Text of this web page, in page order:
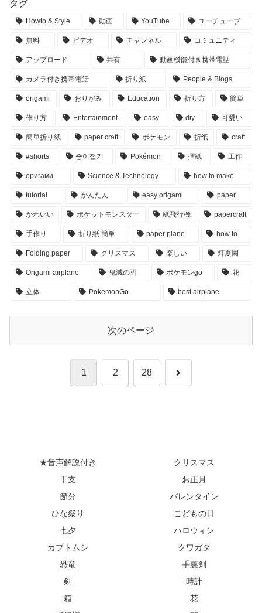
タグ
Howto & Style 動画 YouTube ユーチューブ
無料 ビデオ チャンネル コミュニティ
アップロード 共有 動画機能付き携帯電話
カメラ付き携帯電話 折り紙 People & Blogs
origami おりがみ Education 折り方 簡単
作り方 Entertainment easy diy 可愛い
簡単折り紙 paper craft ポケモン 折纸 craft
#shorts 종이접기 Pokémon 摺紙 工作
оригами Science & Technology how to make
tutorial かんたん easy origami paper
かわいい ポケットモンスター 紙飛行機 papercraft
手作り 折り紙 簡単 paper plane how to
Folding paper クリスマス 楽しい 灯夏園
Origami airplane 鬼滅の刃 ポケモンgo 花
立体 PokemonGo best airplane
次のページ
1 2 28 次
★音声解説付き
クリスマス
干支
お正月
節分
バレンタイン
ひな祭り
こどもの日
七夕
ハロウィン
カブトムシ
クワガタ
恐竜
手裏剣
剣
時計
箱
花